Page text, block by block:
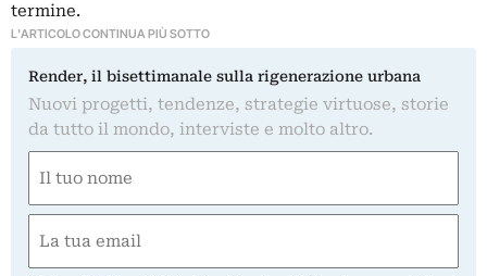
termine.
L'ARTICOLO CONTINUA PIÙ SOTTO
Render, il bisettimanale sulla rigenerazione urbana
Nuovi progetti, tendenze, strategie virtuose, storie
da tutto il mondo, interviste e molto altro.
(Required)
First
(Required)